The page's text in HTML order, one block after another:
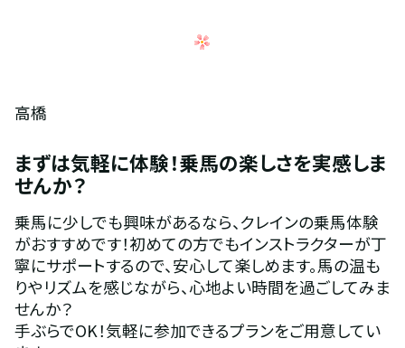
高橋
まずは気軽に体験！乗馬の楽しさを実感しま
せんか？
乗馬に少しでも興味があるなら、クレインの乗馬体験
がおすすめです！初めての方でもインストラクターが丁
寧にサポートするので、安心して楽しめます。馬の温も
りやリズムを感じながら、心地よい時間を過ごしてみま
せんか？
手ぶらでOK！気軽に参加できるプランをご用意してい